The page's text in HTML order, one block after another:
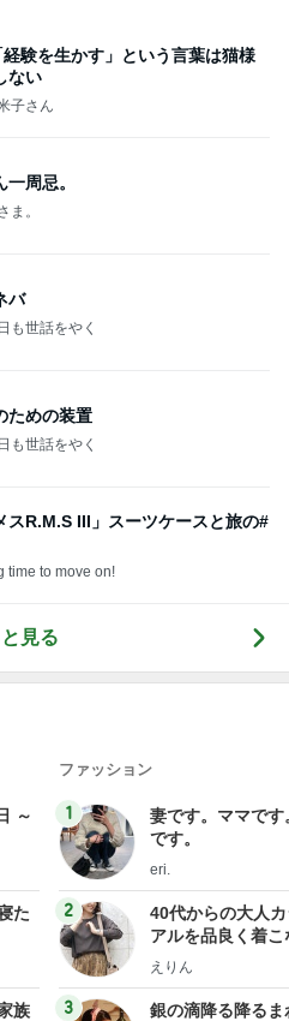
験を生かす」という言葉は猫様
ない
子さん
周忌。
ま。
バ
も世話をやく
ための装置
も世話をやく
R.M.S III」スーツケースと旅の#
Stella’s blog time to move on!
見る
～
た
族
ファッション
1
妻です。ママです
です。
eri.
2
40代からの大人
アルを品良く着こ
ファッションブロ
えりん
3
銀の滴降る降るま